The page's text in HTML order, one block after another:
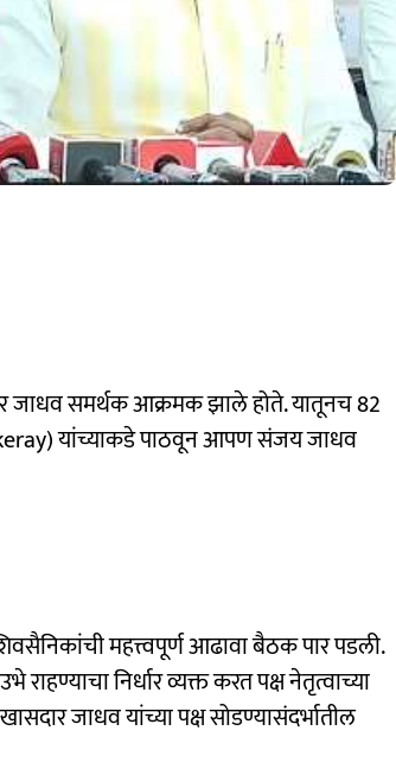
जाधव समर्थक आक्रमक झाले होते. यातूनच 82
यांच्याकडे पाठवून आपण संजय जाधव
महत्त्वपूर्ण आढावा बैठक पार पडली.
निर्धार व्यक्त करत पक्ष नेतृत्वाच्या
जाधव यांच्या पक्ष सोडण्यासंदर्भातील